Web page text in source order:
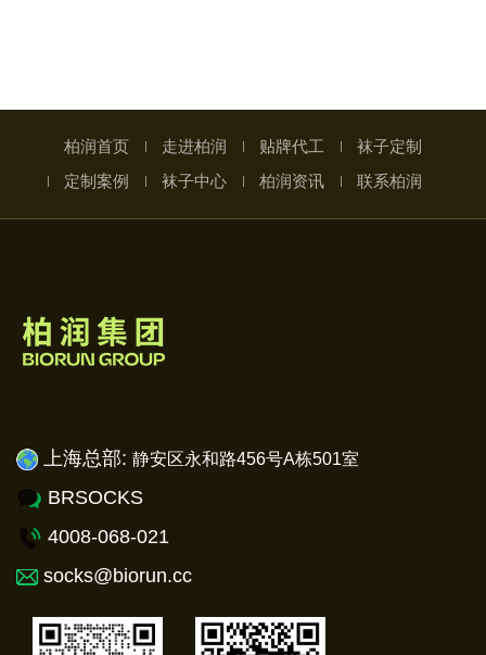
柏润首页 走进柏润 贴牌代工
袜子定制
定制案例
袜子中心 柏润资讯 联系柏润
上海总部: 静安区永和路456号A栋501室
BRSOCKS
4008-068-021
socks@biorun.cc